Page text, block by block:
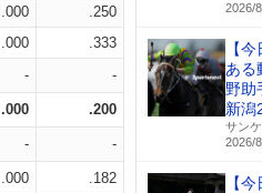
.000
.250
.000
.333
- -
.000 .200
- -
.000 .182
2026/
【
あ
野助
新潟
サン
2026/
【